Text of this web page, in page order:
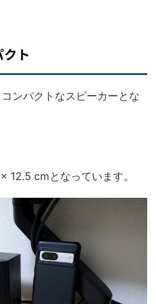
ト
ンパクトなスピーカーとな
12.5 cmとなっています。